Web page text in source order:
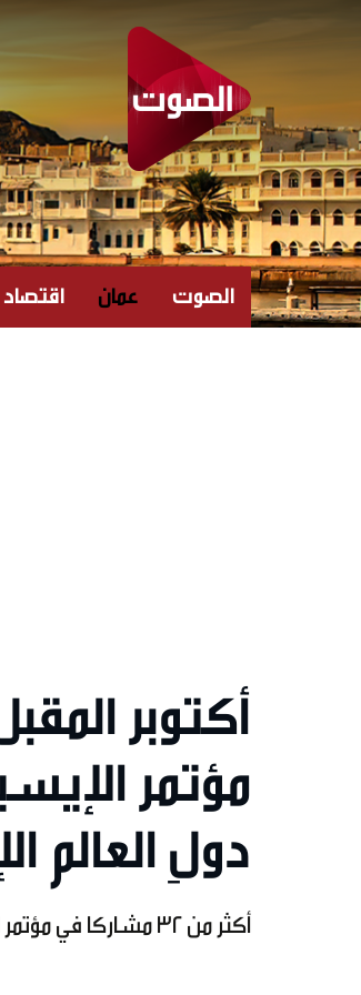
الصوت عمان اقتصاد
أكتوبر
مؤتمر
دولِ العالم
أكثر من 32 مشاركا في مؤتمر الإيسيسكو لوزراء التربية والتعليم في دولِ العالم الإسلامي